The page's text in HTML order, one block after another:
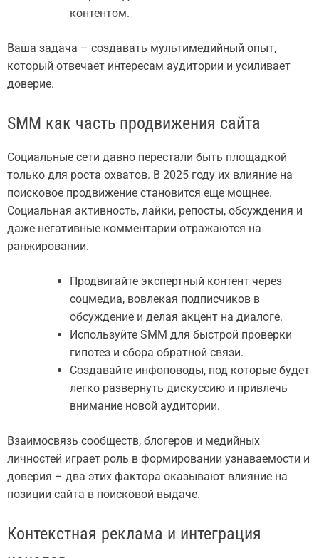
контентом.
Ваша задача – создавать мультимедийный опыт,
который отвечает интересам аудитории и усиливает
доверие.
SMM как часть продвижения сайта
Социальные сети давно перестали быть площадкой
только для роста охватов. В 2025 году их влияние на
поисковое продвижение становится еще мощнее.
Социальная активность, лайки, репосты, обсуждения и
даже негативные комментарии отражаются на
ранжировании.
Продвигайте экспертный контент через
соцмедиа, вовлекая подписчиков в
обсуждение и делая акцент на диалоге.
Используйте SMM для быстрой проверки
гипотез и сбора обратной связи.
Создавайте инфоповоды, под которые будет
легко развернуть дискуссию и привлечь
внимание новой аудитории.
Взаимосвязь сообществ, блогеров и медийных
личностей играет роль в формировании узнаваемости и
доверия – два этих фактора оказывают влияние на
позиции сайта в поисковой выдаче.
Контекстная реклама и интеграция